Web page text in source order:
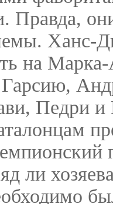
Правда,
Ханс-
на
Педри
ли